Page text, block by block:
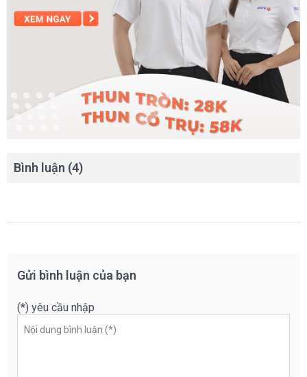
Bình luận (4)
Gửi bình luận của bạn
(*) yêu cầu nhập
Nội dung bình luận (*)